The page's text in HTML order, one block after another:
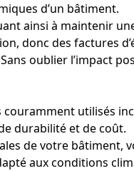
d’un bâtiment.
ainsi à maintenir
donc des factures
oublier l’impact
couramment utilisés
durabilité et de coût.
de votre bâtiment,
aux conditions